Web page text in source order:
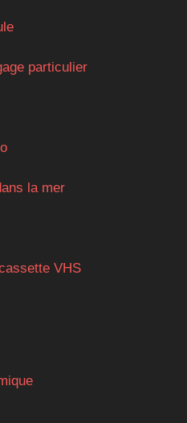
particulier
la mer
VHS